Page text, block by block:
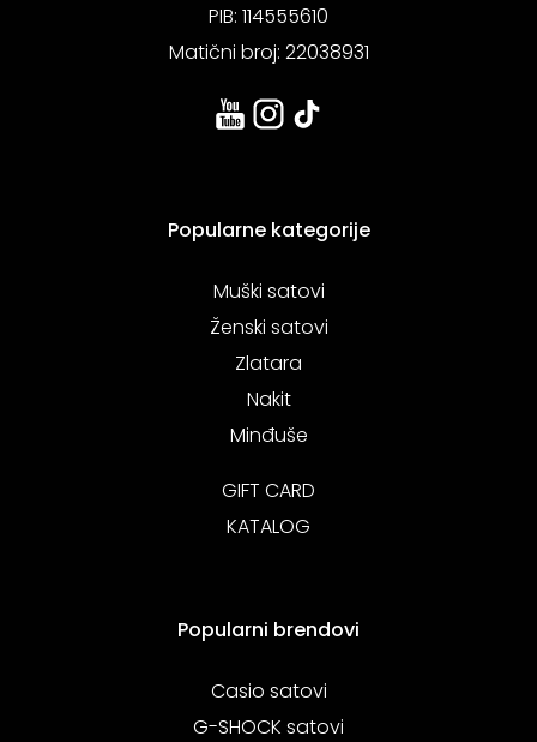
PIB: 114555610
Matični broj: 22038931
Popularne kategorije
Muški satovi
Ženski satovi
Zlatara
Nakit
Minđuše
GIFT CARD
KATALOG
Popularni brendovi
Casio satovi
G-SHOCK satovi